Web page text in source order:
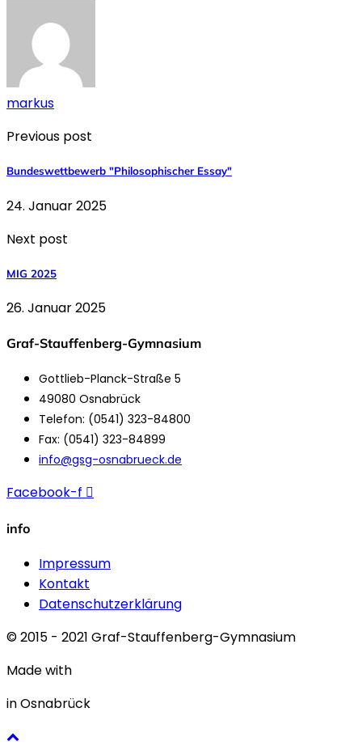
markus
Previous post
Bundeswettbewerb "Philosophischer Essay"
24. Januar 2025
Next post
MIG 2025
26. Januar 2025
Graf-Stauffenberg-Gymnasium
Gottlieb-Planck-Straße 5
49080 Osnabrück
Telefon: (0541) 323-84800
Fax: (0541) 323-84899
info@gsg-osnabrueck.de
Facebook-f
info
Impressum
Kontakt
Datenschutzerklärung
© 2015 - 2021 Graf-Stauffenberg-Gymnasium
Made with
in Osnabrück